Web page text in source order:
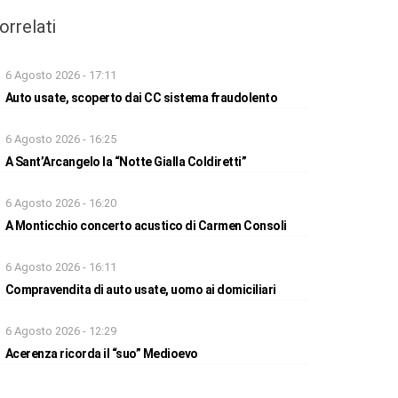
6 Agosto 2026 - 17:11
Auto usate, scoperto dai CC sistema fraudolento
6 Agosto 2026 - 16:25
A Sant’Arcangelo la “Notte Gialla Coldiretti”
6 Agosto 2026 - 16:20
A Monticchio concerto acustico di Carmen Consoli
6 Agosto 2026 - 16:11
Compravendita di auto usate, uomo ai domiciliari
6 Agosto 2026 - 12:29
Acerenza ricorda il “suo” Medioevo